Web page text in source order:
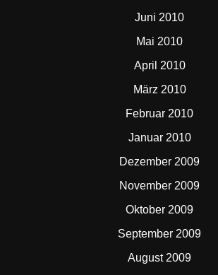
Juni 2010
Mai 2010
April 2010
März 2010
Februar 2010
Januar 2010
Dezember 2009
November 2009
Oktober 2009
September 2009
August 2009